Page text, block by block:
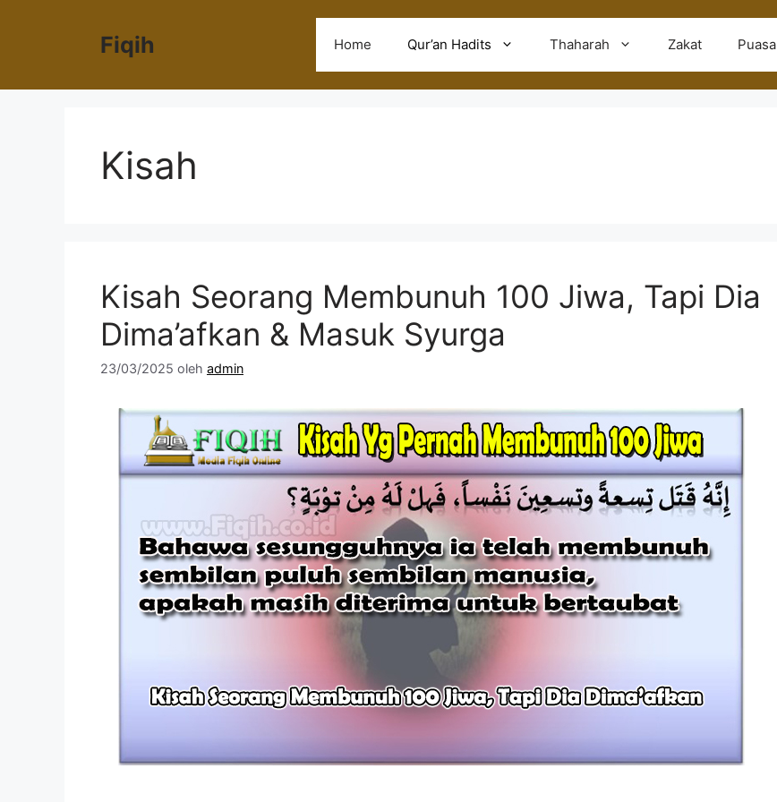
Fiqih Home Qur’an Hadits Thaharah Zakat Puasa
Kisah
Kisah Seorang Membunuh 100 Jiwa, Tapi Dia
Dima’afkan & Masuk Syurga
23/03/2025 oleh admin